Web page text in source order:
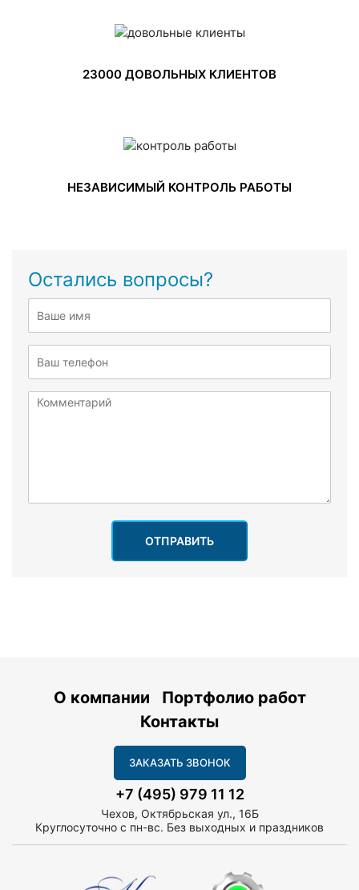
23000 ДОВОЛЬНЫХ КЛИЕНТОВ
НЕЗАВИСИМЫЙ КОНТРОЛЬ РАБОТЫ
Остались вопросы?
ОТПРАВИТЬ
О компании
Портфолио работ
Контакты
ЗАКАЗАТЬ ЗВОНОК
+7 (495) 979 11 12
Чехов, Октябрьская ул., 16Б
Круглосуточно с пн-вс. Без выходных и праздников